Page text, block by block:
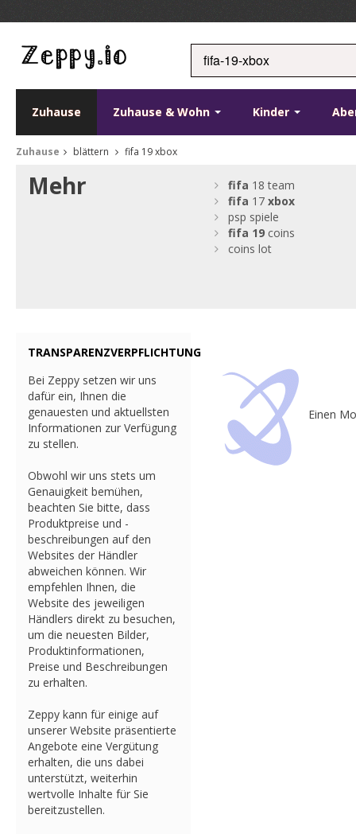
Zuhause Zuhause & Wohn Kinder
Zuhause blättern fifa 19 xbox
Mehr fifa 18 team
fifa 17xbox
psp spiele
fifa 19 coins
coins lot
Einen
TRANSPARENZVERPFLICHTUNG
Bei Zeppy setzen wir uns
dafür ein, Ihnen die
genauesten und aktuellsten
Informationen zur Verfügung
zu stellen.
Obwohl wir uns stets um
Genauigkeit bemühen,
beachten Sie bitte, dass
Produktpreise und -
beschreibungen auf den
Websites der Händler
abweichen können. Wir
empfehlen Ihnen, die
Website des jeweiligen
Händlers direkt zu besuchen,
um die neuesten Bilder,
Produktinformationen,
Preise und Beschreibungen
zu erhalten.
Zeppy kann für einige auf
unserer Website präsentierte
Angebote eine Vergütung
erhalten, die uns dabei
unterstützt, weiterhin
wertvolle Inhalte für Sie
bereitzustellen.